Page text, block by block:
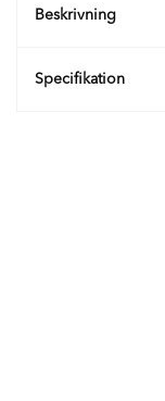
Beskrivning
Specifikation